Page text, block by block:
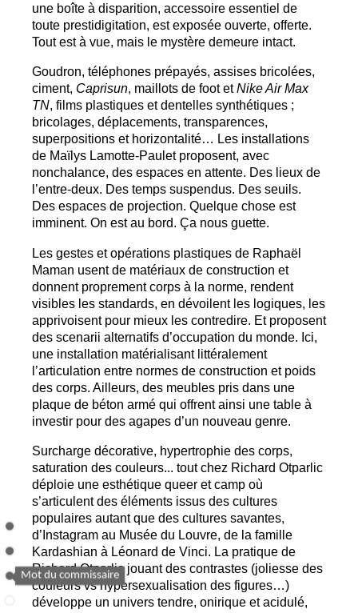
une boîte à disparition, accessoire essentiel de
toute prestidigitation, est exposée ouverte, offerte.
Tout est à vue, mais le mystère demeure intact.
Goudron, téléphones prépayés, assises bricolées,
ciment, Caprisun, maillots de foot etNike Air Max
TN, films plastiques et dentelles synthétiques ;
bricolages, déplacements, transparences,
superpositions et horizontalité… Les installations
de Maïlys Lamotte-Paulet proposent, avec
nonchalance, des espaces en attente. Des lieux de
l’entre-deux. Des temps suspendus. Des seuils.
Des espaces de projection. Quelque chose est
imminent. On est au bord. Ça nous guette.
Les gestes et opérations plastiques de Raphaël
Maman usent de matériaux de construction et
donnent proprement corps à la norme, rendent
visibles les standards, en dévoilent les logiques, les
apprivoisent pour mieux les contredire. Et proposent
des scenarii alternatifs d’occupation du monde. Ici,
une installation matérialisant littéralement
l’articulation entre normes de construction et poids
des corps. Ailleurs, des meubles pris dans une
plaque de béton armé qui offrent ainsi une table à
investir pour des agapes d’un nouveau genre.
Surcharge décorative, hypertrophie des corps,
saturation des couleurs... tout chez Richard Otparlic
déploie une esthétique queer et camp où
s’articulent des éléments issus des cultures
populaires autant que des cultures savantes,
d’Instagram au Musée du Louvre, de la famille
Kardashian à Léonard de Vinci. La pratique de
Richard Otparlic jouant des contrastes (joliesse des
couleurs vs hypersexualisation des figures…)
développe un univers tendre, onirique et acidulé,